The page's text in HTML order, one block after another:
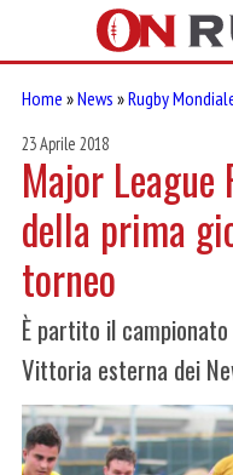
Home »News »Rugby
23 Aprile 2018
Major
della prima
torneo
È partito il
Vittoria esterna dei